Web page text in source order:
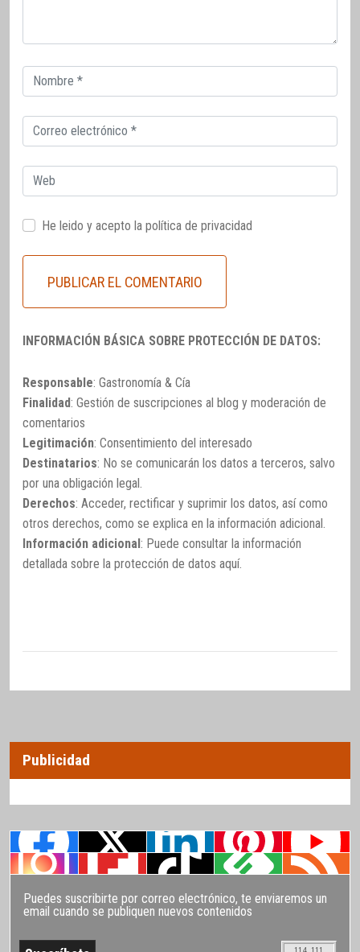
Correo
electrónico
Correo
electrónico
Web
He leido y acepto la política de privacidad
INFORMACIÓN BÁSICA SOBRE PROTECCIÓN DE DATOS:
Responsable: Gastronomía & Cía
Finalidad: Gestión de suscripciones al blog y moderación de
comentarios
Legitimación: Consentimiento del interesado
Destinatarios: No se comunicarán los datos a terceros, salvo
por una obligación legal.
Derechos: Acceder, rectificar y suprimir los datos, así como
otros derechos, como se explica en la información adicional.
Información adicional: Puede consultar la información
detallada sobre la protección de datos aquí.
Publicidad
Puedes suscribirte por correo electrónico, te enviaremos un
email cuando se publiquen nuevos contenidos
114.111